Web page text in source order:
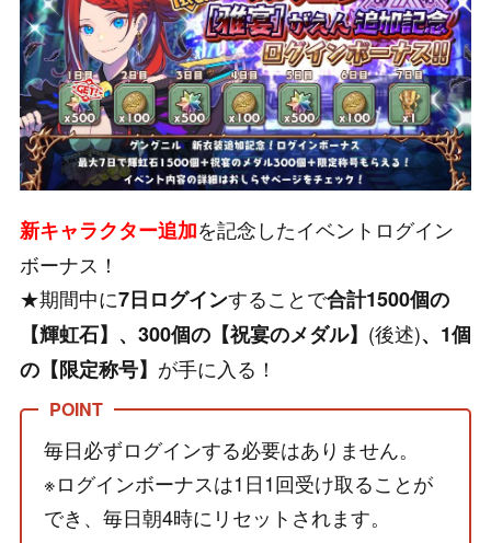
新キャラクター追加を記念したイベントログイン
ボーナス！
★期間中に7日ログインすることで合計1500個の
【輝虹石】、300個の【祝宴のメダル】 (後述)、1個
の【限定称号】 が手に入る！
毎日必ずログインする必要はありません。
※ログインボーナスは1日1回受け取ることが
でき、毎日朝4時にリセットされます。